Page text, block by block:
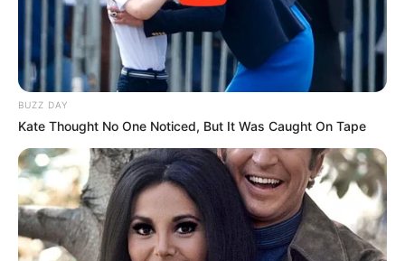
BUZZ DAY
Kate Thought No One Noticed, But It Was Caught On Tape